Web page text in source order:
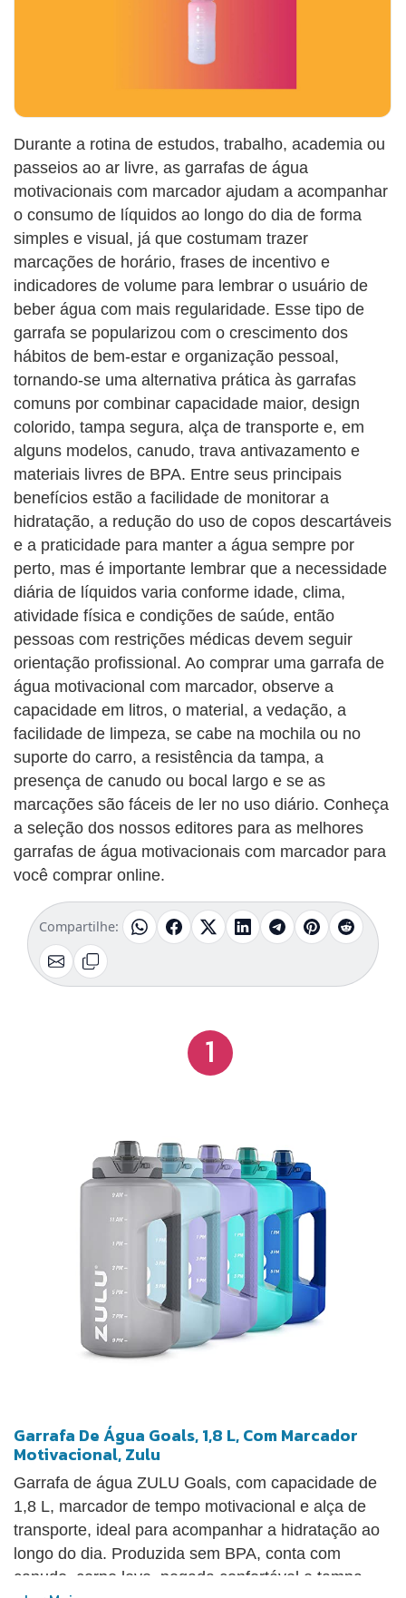
Durante a rotina de estudos, trabalho, academia ou
passeios ao ar livre, as garrafas de água
motivacionais com marcador ajudam a acompanhar
o consumo de líquidos ao longo do dia de forma
simples e visual, já que costumam trazer
marcações de horário, frases de incentivo e
indicadores de volume para lembrar o usuário de
beber água com mais regularidade. Esse tipo de
garrafa se popularizou com o crescimento dos
hábitos de bem-estar e organização pessoal,
tornando-se uma alternativa prática às garrafas
comuns por combinar capacidade maior, design
colorido, tampa segura, alça de transporte e, em
alguns modelos, canudo, trava antivazamento e
materiais livres de BPA. Entre seus principais
benefícios estão a facilidade de monitorar a
hidratação, a redução do uso de copos descartáveis
e a praticidade para manter a água sempre por
perto, mas é importante lembrar que a necessidade
diária de líquidos varia conforme idade, clima,
atividade física e condições de saúde, então
pessoas com restrições médicas devem seguir
orientação profissional. Ao comprar uma garrafa de
água motivacional com marcador, observe a
capacidade em litros, o material, a vedação, a
facilidade de limpeza, se cabe na mochila ou no
suporte do carro, a resistência da tampa, a
presença de canudo ou bocal largo e se as
marcações são fáceis de ler no uso diário. Conheça
a seleção dos nossos editores para as melhores
garrafas de água motivacionais com marcador para
você comprar online.
Compartilhe:
1
Garrafa De Água Goals, 1,8 L, Com Marcador
Motivacional, Zulu
Garrafa de água ZULU Goals, com capacidade de
1,8 L, marcador de tempo motivacional e alça de
transporte, ideal para acompanhar a hidratação ao
longo do dia. Produzida sem BPA, conta com
canudo, corpo leve, pegada confortável e tampa